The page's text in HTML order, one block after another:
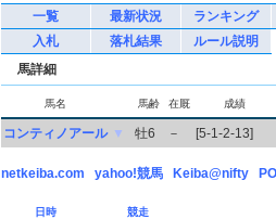
一覧 最新状況
ランキング
入札
落札結果
ルール説明
馬詳細
馬名 馬齢 在厩 成績
コンティノアール ▼ 牡6 － [5-1-2-13]
netkeiba.com yahoo!競馬 Keiba@nifty
日時 競走